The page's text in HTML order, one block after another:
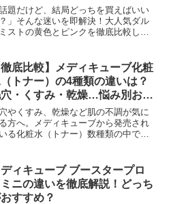
話題だけど、結局どっちを買えばいい
」そんな迷いを即解決！大人気ダル
ストの黄色とピンクを徹底比較しま
肌をすこやかに整えるピンク。あなた
肌や季節に合う正解の1本が、これを読
すぐに見つかります！
徹底比較】メディキューブ化粧
トナー）の4種類の違いは？
・くすみ・乾燥…悩み別おす
も解説！
やくすみ、乾燥など肌の不調が気に
方へ。メディキューブから発売され
る化粧水（トナー）数種類の中でも
肌悩みに合うトナーの選び方を分か
すく解説します。迷ったときに役立
ナー別のおすすめポイントも紹介！
ディキューブ ブースタープロ
ミニの違いを徹底解説！どっち
すすめ？